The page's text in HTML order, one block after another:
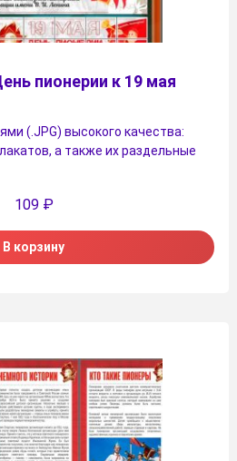
пионерии к 19 мая
(.JPG) высокого качества:
а также их раздельные
109 ₽
В корзину